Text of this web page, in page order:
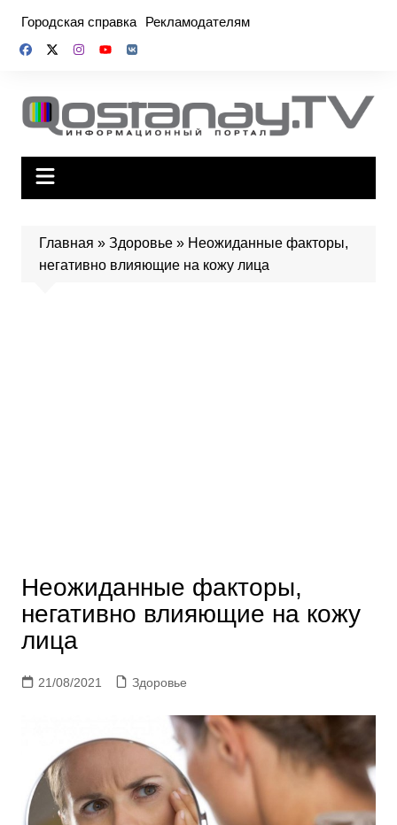
содержимому
Городская справка Рекламодателям
Главная » Здоровье» Неожиданные факторы,
негативно влияющие на кожу лица
Неожиданные факторы,
негативно влияющие на кожу
лица
21/08/2021 Здоровье